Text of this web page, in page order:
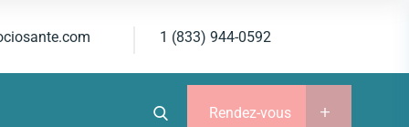
1 (833) 944-0592
Rendez-vous